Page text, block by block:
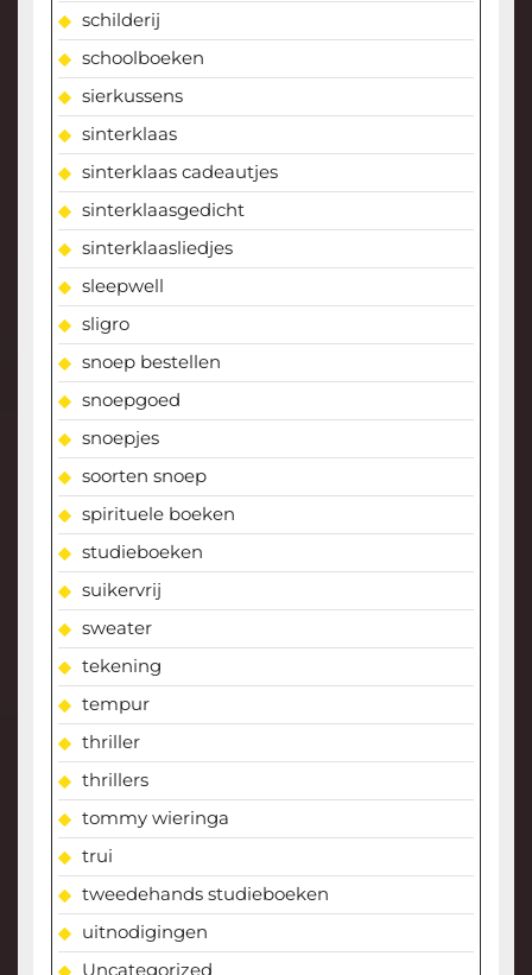
schilderij
schoolboeken
sierkussens
sinterklaas
sinterklaas cadeautjes
sinterklaasgedicht
sinterklaasliedjes
sleepwell
sligro
snoep bestellen
snoepgoed
snoepjes
soorten snoep
spirituele boeken
studieboeken
suikervrij
sweater
tekening
tempur
thriller
thrillers
tommy wieringa
trui
tweedehands studieboeken
uitnodigingen
Uncategorized